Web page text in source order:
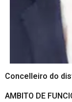
Concelleiro do
AMBITO DE